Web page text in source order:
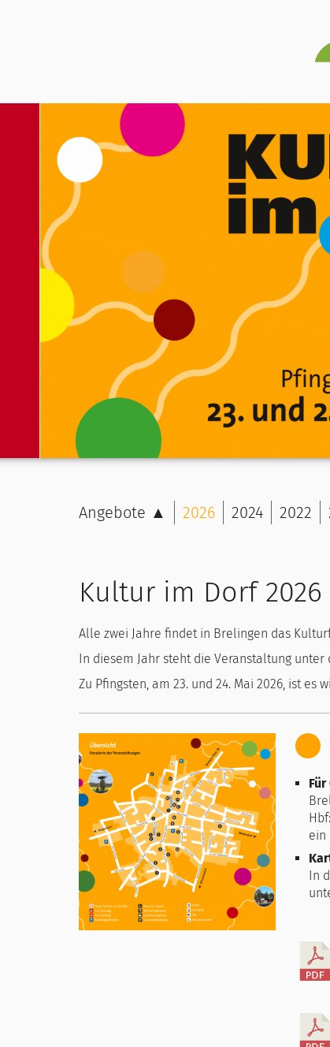
Angebote ▲ 2026 2024 2022
Kultur im Dorf 2026
Alle zwei Jahre findet in Brelingen das
In diesem Jahr steht die Veranstaltung unter
Zu Pfingsten, am 23. und 24. Mai 2026, ist es
ein
In